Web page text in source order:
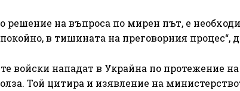
решение на въпроса по мирен път, е
в тишината на преговорния процес“,
войски нападат в Украйна по протежение
Той цитира и изявление на